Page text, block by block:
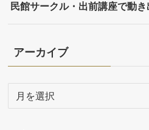
民館サークル・出前講座で動き
アーカイブ